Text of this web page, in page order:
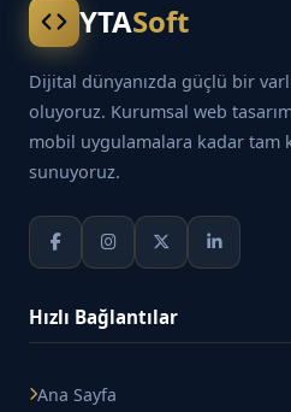
YTASoft
Dijital dünyanızda güçlü bir
oluyoruz. Kurumsal web
mobil uygulamalara kadar tam
sunuyoruz.
Hızlı Bağlantılar
Ana Sayfa